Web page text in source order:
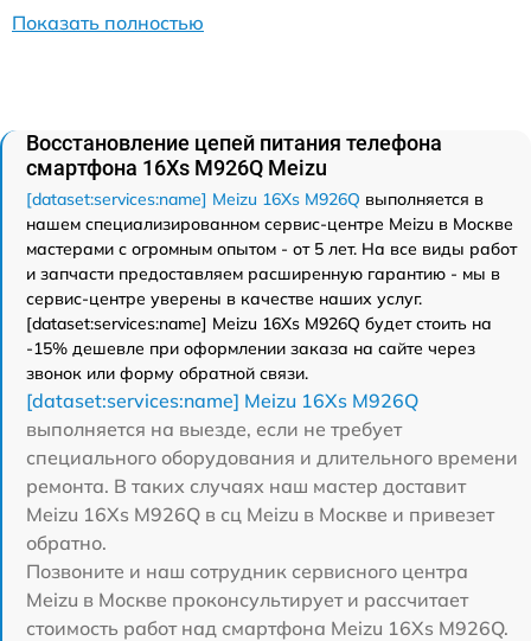
Показать полностью
Восстановление цепей питания телефона
смартфона 16Xs M926Q Meizu
[dataset:services:name] Meizu 16Xs M926Q выполняется в
нашем специализированном сервис-центре Meizu в Москве
мастерами с огромным опытом - от 5 лет. На все виды работ
и запчасти предоставляем расширенную гарантию - мы в
сервис-центре уверены в качестве наших услуг.
[dataset:services:name] Meizu 16Xs M926Q будет стоить на
-15% дешевле при оформлении заказа на сайте через
звонок или форму обратной связи.
[dataset:services:name] Meizu 16Xs M926Q
выполняется на выезде, если не требует
специального оборудования и длительного времени
ремонта. В таких случаях наш мастер доставит
Meizu 16Xs M926Q в сц Meizu в Москве и привезет
обратно.
Позвоните и наш сотрудник сервисного центра
Meizu в Москве проконсультирует и рассчитает
стоимость работ над смартфона Meizu 16Xs M926Q.